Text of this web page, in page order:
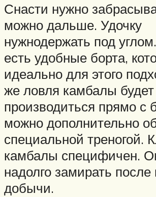
Снасти нужно
можно дальше. Удочку
нужнодержать под
есть удобные борта,
идеально для этого
же ловля камбалы будет
производиться прямо с
можно дополнительно
специальной треногой.
камбалы специфичен.
надолго замирать после
добычи.